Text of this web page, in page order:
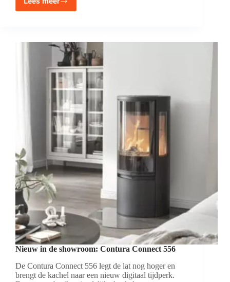
Voorjaars
en
Nieuw in de showroom: Contura Connect 556
De Contura Connect 556 legt de lat nog hoger en
brengt de kachel naar een nieuw digitaal tijdperk.